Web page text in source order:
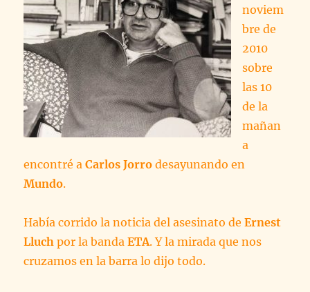
noviem
bre de
2010
sobre
las 10
de la
mañan
a
encontré aCarlos Jorro desayunando en
Mundo.
Había corrido la noticia del asesinato deErnest
Lluch por la bandaETA. Y la mirada que nos
cruzamos en la barra lo dijo todo.